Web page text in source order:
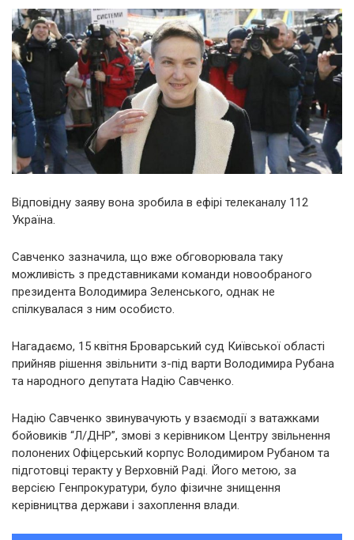
Відповідну заяву вона зробила в ефірі телеканалу 112
Україна.
Савченко зазначила, що вже обговорювала таку
можливість з представниками команди новообраного
президента Володимира Зеленського, однак не
спілкувалася з ним особисто.
Нагадаємо, 15 квітня Броварський суд Київської області
прийняв рішення звільнити з-під варти Володимира Рубана
та народного депутата Надію Савченко.
Надію Савченко звинувачують у взаємодії з ватажками
бойовиків “Л/ДНР”, змові з керівником Центру звільнення
полонених Офіцерський корпус Володимиром Рубаном та
підготовці теракту у Верховній Раді. Його метою, за
версією Генпрокуратури, було фізичне знищення
керівництва держави і захоплення влади.